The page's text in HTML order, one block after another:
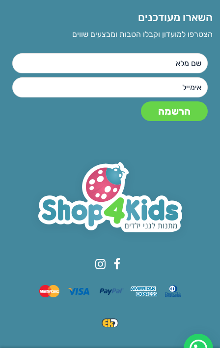
השארו מעודכנים
הצטרפו למועדון וקבלו הטבות ומבצעים שווים
© All rights reserved to Shop4kids